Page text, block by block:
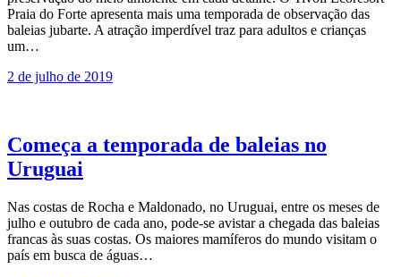
Praia do Forte apresenta mais uma temporada de observação das
baleias jubarte. A atração imperdível traz para adultos e crianças
um…
2 de julho de 2019
Começa a temporada de baleias no
Uruguai
Nas costas de Rocha e Maldonado, no Uruguai, entre os meses de
julho e outubro de cada ano, pode-se avistar a chegada das baleias
francas às suas costas. Os maiores mamíferos do mundo visitam o
país em busca de águas…